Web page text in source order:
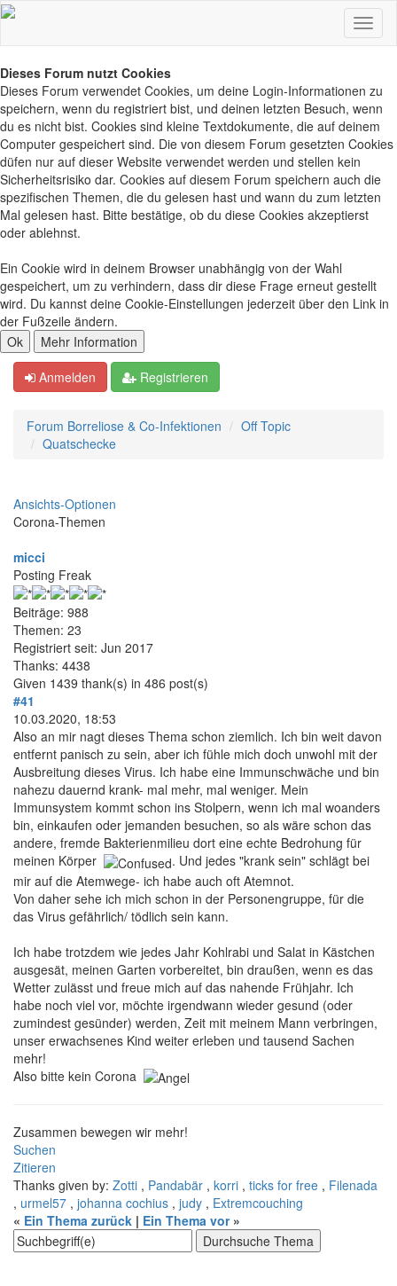
Dieses Forum nutzt Cookies
Dieses Forum verwendet Cookies, um deine Login-Informationen zu
speichern, wenn du registriert bist, und deinen letzten Besuch, wenn
du es nicht bist. Cookies sind kleine Textdokumente, die auf deinem
Computer gespeichert sind. Die von diesem Forum gesetzten Cookies
düfen nur auf dieser Website verwendet werden und stellen kein
Sicherheitsrisiko dar. Cookies auf diesem Forum speichern auch die
spezifischen Themen, die du gelesen hast und wann du zum letzten
Mal gelesen hast. Bitte bestätige, ob du diese Cookies akzeptierst
oder ablehnst.
Ein Cookie wird in deinem Browser unabhängig von der Wahl
gespeichert, um zu verhindern, dass dir diese Frage erneut gestellt
wird. Du kannst deine Cookie-Einstellungen jederzeit über den Link in
der Fußzeile ändern.
Anmelden Registrieren
Forum Borreliose & Co-Infektionen
Off Topic
Quatschecke
Ansichts-Optionen
Corona-Themen
micci
Posting Freak
Beiträge: 988
Themen: 23
Registriert seit: Jun 2017
Thanks: 4438
Given 1439 thank(s) in 486 post(s)
#41
10.03.2020, 18:53
Also an mir nagt dieses Thema schon ziemlich. Ich bin weit davon
entfernt panisch zu sein, aber ich fühle mich doch unwohl mit der
Ausbreitung dieses Virus. Ich habe eine Immunschwäche und bin
nahezu dauernd krank- mal mehr, mal weniger. Mein
Immunsystem kommt schon ins Stolpern, wenn ich mal woanders
bin, einkaufen oder jemanden besuchen, so als wäre schon das
andere, fremde Bakterienmilieu dort eine echte Bedrohung für
meinen Körper
. Und jedes "krank sein" schlägt bei
mir auf die Atemwege- ich habe auch oft Atemnot.
Von daher sehe ich mich schon in der Personengruppe, für die
das Virus gefährlich/ tödlich sein kann.
Ich habe trotzdem wie jedes Jahr Kohlrabi und Salat in Kästchen
ausgesät, meinen Garten vorbereitet, bin draußen, wenn es das
Wetter zulässt und freue mich auf das nahende Frühjahr. Ich
habe noch viel vor, möchte irgendwann wieder gesund (oder
zumindest gesünder) werden, Zeit mit meinem Mann verbringen,
unser erwachsenes Kind weiter erleben und tausend Sachen
mehr!
Also bitte kein Corona
Zusammen bewegen wir mehr!
Suchen
Zitieren
Thanks given by: Zotti , Pandabär , korri , ticks for free , Filenada
, urmel57 , johanna cochius , judy , Extremcouching
« Ein Thema zurück | Ein Thema vor»